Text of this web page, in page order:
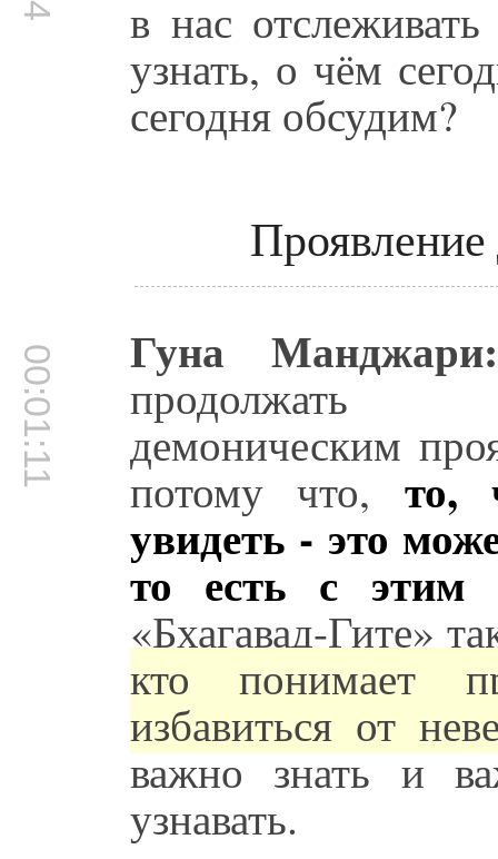
в нас
узнать, о чём
сегодня обсудим?
Проявление
00:01:11 Гуна Манджари:
продолжать
демоническим
потому что, то,
увидеть - это
то есть с этим
«Бхагавад-Гите»
кто понимает
избавиться от
важно знать и
узнавать.